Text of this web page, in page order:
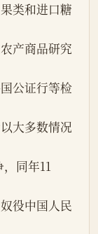
类和进口糖
产商品研究
公证行等检
大多数情况
役中国人民